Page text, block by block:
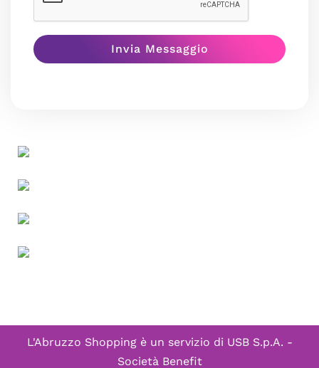
L'Abruzzo Shopping è un servizio di USB S.p.A. -
Società Benefit